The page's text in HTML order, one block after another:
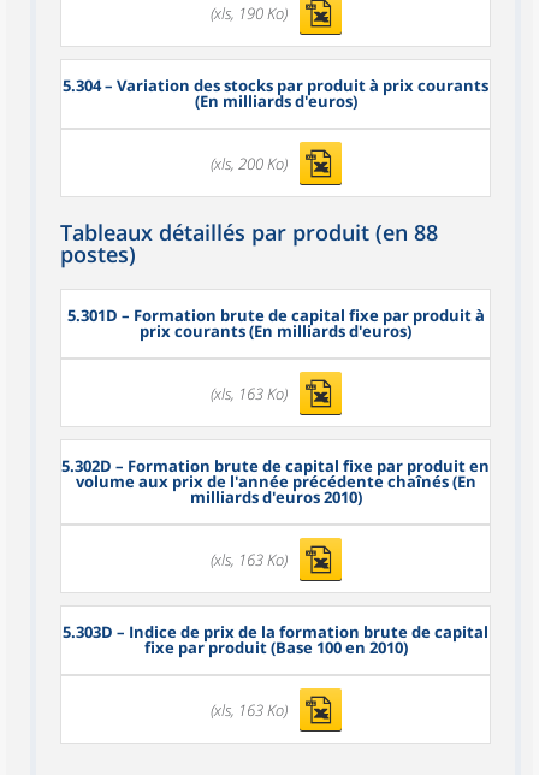
(xls, 190 Ko)
5.304– Variation des stocks par produit à prix courants
(En milliards d'euros)
(xls, 200 Ko)
Tableaux détaillés par produit (en 88
postes)
5.301D – Formation brute de capital fixe par produit à
prix courants (En milliards d'euros)
(xls, 163 Ko)
5.302D – Formation brute de capital fixe par produit en
volume aux prix de l'année précédente chaînés (En
milliards d'euros 2010)
(xls, 163 Ko)
5.303D – Indice de prix de la formation brute de capital
fixe par produit (Base 100 en 2010)
(xls, 163 Ko)